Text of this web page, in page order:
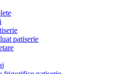
patiserie